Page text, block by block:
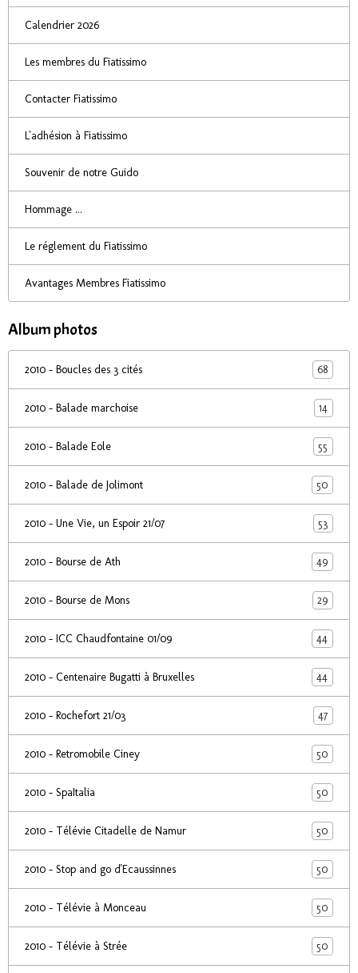
Calendrier 2026
Les membres du Fiatissimo
Contacter Fiatissimo
L'adhésion à Fiatissimo
Souvenir de notre Guido
Hommage ...
Le réglement du Fiatissimo
Avantages Membres Fiatissimo
Album photos
2010 - Boucles des 3 cités 68
2010 - Balade marchoise 14
2010 - Balade Eole 55
2010 - Balade de Jolimont 50
2010 - Une Vie, un Espoir 21/07 53
2010 - Bourse de Ath 49
2010 - Bourse de Mons 29
2010 - ICC Chaudfontaine 01/09 44
2010 - Centenaire Bugatti à Bruxelles 44
2010 - Rochefort 21/03 47
2010 - Retromobile Ciney 50
2010 - SpaItalia 50
2010 - Télévie Citadelle de Namur 50
2010 - Stop and go d'Ecaussinnes 50
2010 - Télévie à Monceau 50
2010 - Télévie à Strée 50